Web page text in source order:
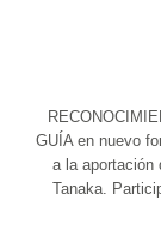
GUÍA en nuevo
a la aportación
Tanaka.